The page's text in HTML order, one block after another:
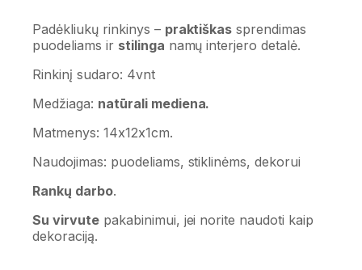
Padėkliukų rinkinys – praktiškas sprendimas
puodeliams ir stilinga namų interjero detalė.
Rinkinį sudaro: 4vnt
Medžiaga: natūrali mediena.
Matmenys: 14x12x1cm.
Naudojimas: puodeliams, stiklinėms, dekorui
Rankų darbo.
Su virvutepakabinimui, jei norite naudoti kaip
dekoraciją.